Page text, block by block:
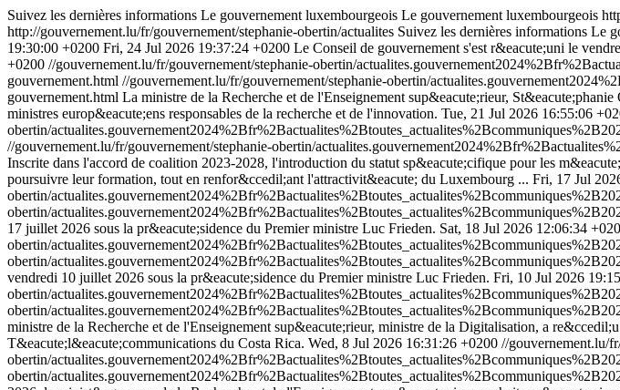
Suivez les dernières informations Le gouvernement luxembourgeois Le gouvernement luxembourgeois
http://gouvernement.lu/fr/gouvernement/stephanie-obertin/actualites Suivez les dernières informations Le
19:30:00 +0200 Fri, 24 Jul 2026 19:37:24 +0200 Le Conseil de gouvernement s'est r&eacute;uni le
+0200 //gouvernement.lu/fr/gouvernement/stephanie-obertin/
gouvernement.html //gouvernement.lu/fr/gouvernement/stephanie-obertin/
gouvernement.html La ministre de la Recherche et de l'Enseignement sup&eacute;rieur,
ministres europ&eacute;ens responsables de la recherche et de l'innovation. Tue, 21 Jul 2026 16:55:06
obertin/
//gouvernement.lu/fr/gouvernement/stephanie-obertin/
Inscrite dans l'accord de coalition 2023-2028, l'introduction du statut sp&eacute;cifique pour les
poursuivre leur formation, tout en renfor&ccedil;ant l'attractivit&eacute; du Luxembourg ... Fri, 17 Jul
obertin/
obertin/
17 juillet 2026 sous la pr&eacute;sidence du Premier ministre Luc Frieden. Sat, 18 Jul 2026 12:06:34
obertin/
obertin/
vendredi 10 juillet 2026 sous la pr&eacute;sidence du Premier ministre Luc Frieden. Fri, 10 Jul 2026
obertin/
obertin/
ministre de la Recherche et de l'Enseignement sup&eacute;rieur, ministre de la Digitalisation, a
T&eacute;l&eacute;communications du Costa Rica. Wed, 8 Jul 2026 16:31:26 +0200 //gouvernement.lu/
obertin/
obertin/